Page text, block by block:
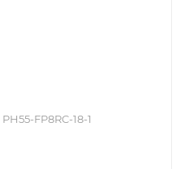
PH55-FP8RC-18-1